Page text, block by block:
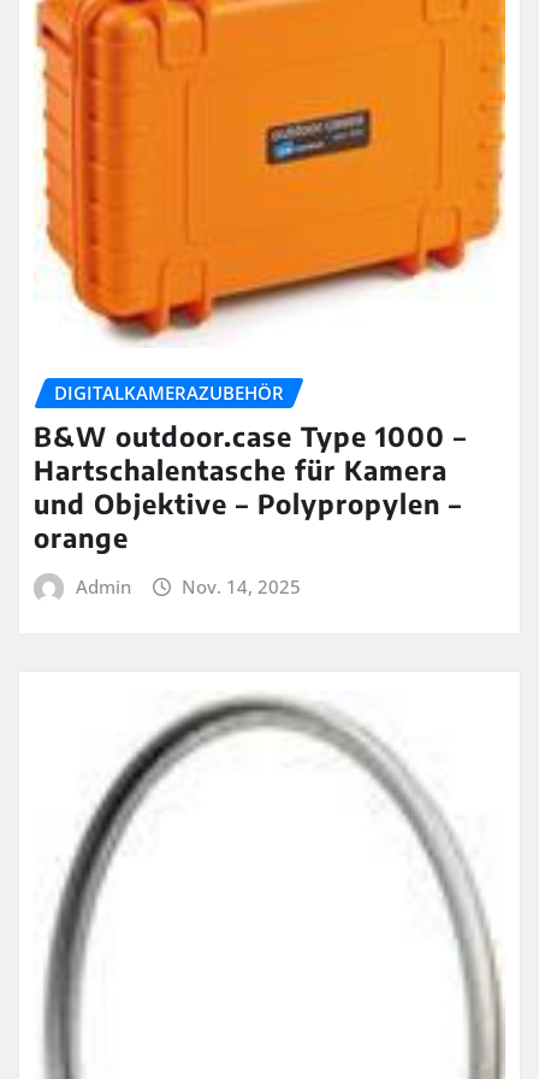
DIGITALKAMERAZUBEHÖR
B&W outdoor.case Type 1000 –
Hartschalentasche für Kamera
und Objektive – Polypropylen –
orange
Admin Nov. 14, 2025